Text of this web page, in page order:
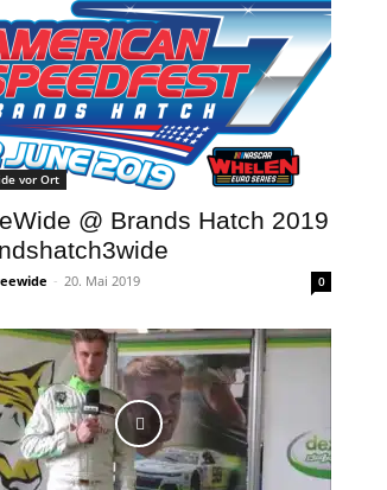
vor Ort
@ Brands Hatch 2019
- 20. Mai 2019 0